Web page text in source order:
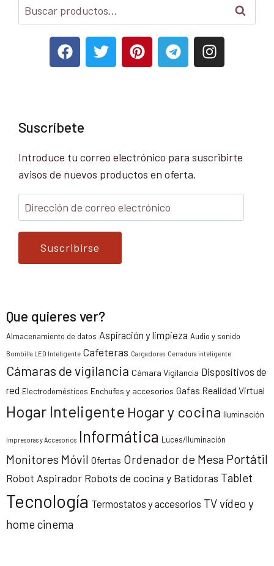
Buscar
Suscríbete
Introduce tu correo electrónico para suscribirte
avisos de nuevos productos en oferta.
Suscribirse
Que quieres ver?
Almacenamiento de datos Aspiración y limpieza Audio y sonido
Bombilla LED Inteligente Cafeteras Cargadores Cerradura inteligente
Cámaras de vigilancia Cámara Vigilancia Dispositivos de
red Electrodomésticos Enchufes y accesorios Gafas Realidad Virtual
Hogar Inteligente Hogar y cocina Iluminación
Impresoras y Accesorios Informática Luces/Iluminación
Monitores Móvil Ofertas Ordenador de Mesa Portátil
Robot Aspirador Robots de cocina y Batidoras Tablet
Tecnología Termostatos y accesorios TV vídeo y
home cinema